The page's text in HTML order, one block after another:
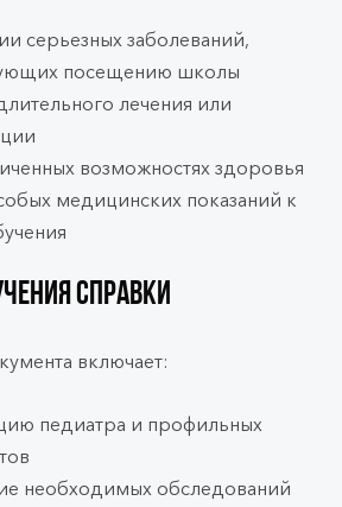
серьезных заболеваний,
посещению школы
лечения или
возможностях здоровья
медицинских показаний к
справки
включает:
педиатра и профильных
необходимых обследований